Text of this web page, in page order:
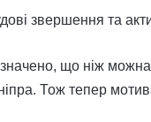
звершення та
що ніж можна
Тож тепер